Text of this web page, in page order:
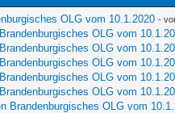
OLG vom 10.1.2020 -
OLG vom
OLG vom
OLG vom
OLG vom
OLG vom
Brandenburgisches OLG vom